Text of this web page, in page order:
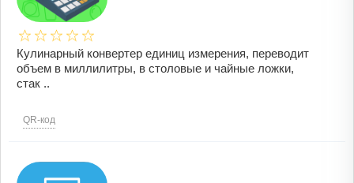
Кулинарный конвертер единиц измерения, переводит
объем в миллилитры, в столовые и чайные ложки,
стак ..
QR-код